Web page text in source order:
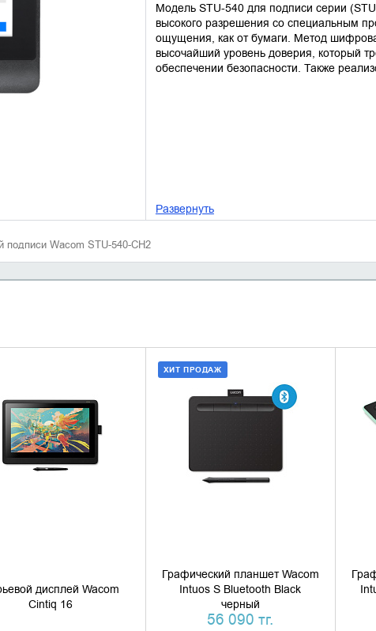
Модель STU-540 для подписи серии
высокого разрешения со специальным
ощущения, как от бумаги. Метод
высочайший уровень доверия, который
обеспечении безопасности. Также
Развернуть
Wacom STU-540-CH2
дисплей Wacom
Cintiq 16
Графический планшет Wacom
Intuos S Bluetooth Black
черный
56 090 тг.
ХИТ ПРОДАЖ
ДОБАВИТЬ В КОРЗИНУ